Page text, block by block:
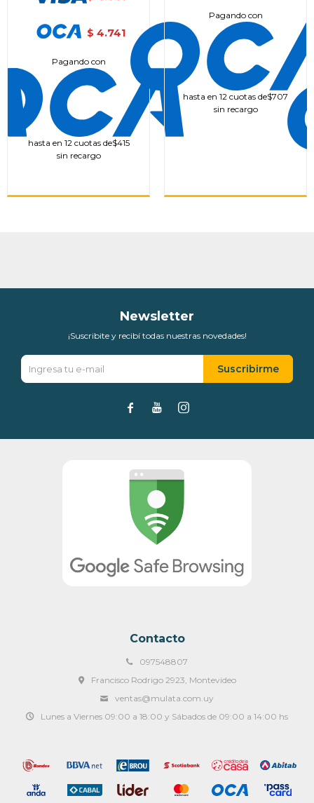
$ 4.741
Pagando con
hasta en 12 cuotas de$415
sin recargo
Pagando con
hasta en 12 cuotas de$707
sin recargo
Contacto
097548807
Francisco Rodrigo 2923, Montevideo
ventas@mulata.com.uy
Lunes a Viernes 09:00 a 18:00 y Sábados de 09:00 a 14:00 hs
Newsletter
¡Suscribite y recibí todas nuestras novedades!
Suscribirme
  